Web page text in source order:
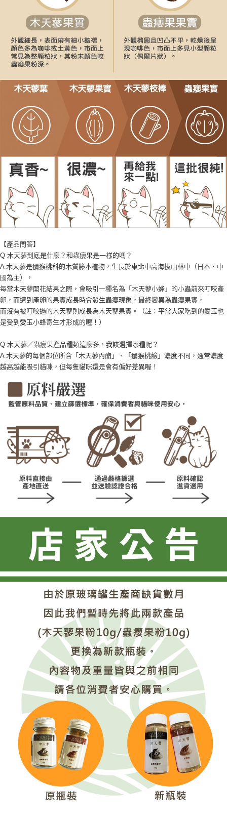
【產品問答】
Q 木天蓼到底是什麼？和蟲癭果是一樣的嗎？
A 木天蓼是獼猴桃科的木質籐本植物，生長於東北中高海拔山林中（日本、中
國為主），
每當木天蓼開花結果之際，會吸引一種名為「木天蓼小蜂」的小蟲前來叮咬產
卵，而遭到產卵的果實成長時會發生蟲癭現象，最終變異為蟲癭果實，
而沒有被叮咬過的木天蓼則成長為木天蓼果實。（註：平常大家吃到的愛玉也
是受到愛玉小蜂寄生才形成的喔！）
Q 木天蓼／蟲癭果產品種類這麼多，我該選擇哪種呢？
A 木天蓼的每個部位所含「木天蓼內酯」、「獼猴桃鹼」濃度不同，通常濃度
越高越能吸引貓咪，但每隻貓咪還是會有偏好差異喔！